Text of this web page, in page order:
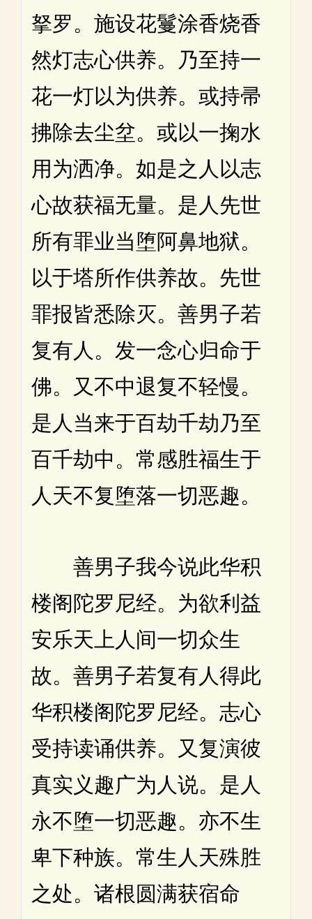
拏罗。施设花鬘涂香烧香
然灯志心供养。乃至持一
花一灯以为供养。或持帚
拂除去尘坌。或以一掬水
用为洒净。如是之人以志
心故获福无量。是人先世
所有罪业当堕阿鼻地狱。
以于塔所作供养故。先世
罪报皆悉除灭。善男子若
复有人。发一念心归命于
佛。又不中退复不轻慢。
是人当来于百劫千劫乃至
百千劫中。常感胜福生于
人天不复堕落一切恶趣。
善男子我今说此华积
楼阁陀罗尼经。为欲利益
安乐天上人间一切众生
故。善男子若复有人得此
华积楼阁陀罗尼经。志心
受持读诵供养。又复演彼
真实义趣广为人说。是人
永不堕一切恶趣。亦不生
卑下种族。常生人天殊胜
之处。诸根圆满获宿命